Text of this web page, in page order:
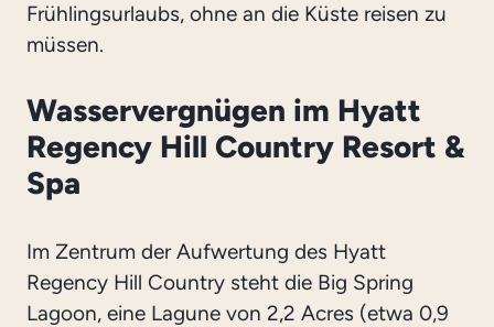
Frühlingsurlaubs, ohne an die Küste reisen zu
müssen.
Wasservergnügen im Hyatt
Regency Hill Country Resort &
Spa
Im Zentrum der Aufwertung des Hyatt
Regency Hill Country steht die Big Spring
Lagoon, eine Lagune von 2,2 Acres (etwa 0,9